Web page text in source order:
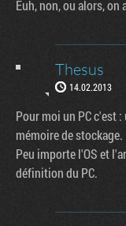
Euh, non, ou alors, on
Thesus
14.02.2013
Pour moi un PC c'est :
mémoire de stockage.
Peu importe l'OS et
définition du PC.